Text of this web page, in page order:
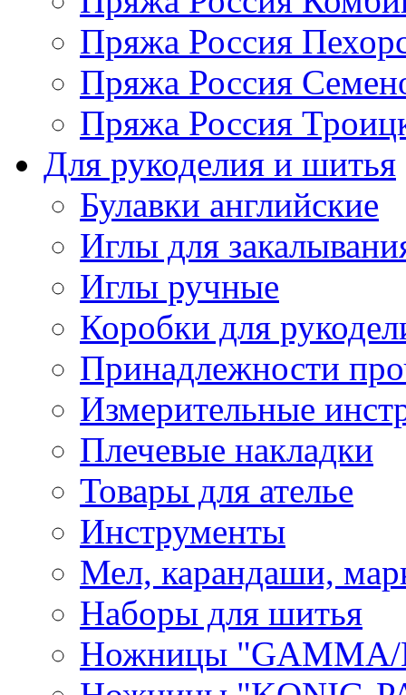
Пряжа Россия
Пряжа Россия
Пряжа Россия
Для рукоделия и шитья
Булавки английские
Иглы для
Иглы ручные
Коробки для
Принадлежности
Измерительные
Плечевые накладки
Товары для ателье
Инструменты
Мел, карандаши,
Наборы для шитья
Ножницы "GAMMA/